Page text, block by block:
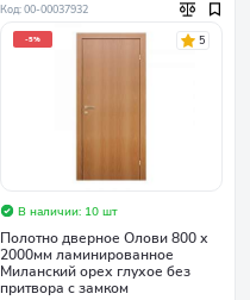
Код: 00-00037932
-5% 5
В наличии: 10 шт
Полотно дверное Олови 800 х
2000мм ламинированное
Миланский орех глухое без
притвора с замком